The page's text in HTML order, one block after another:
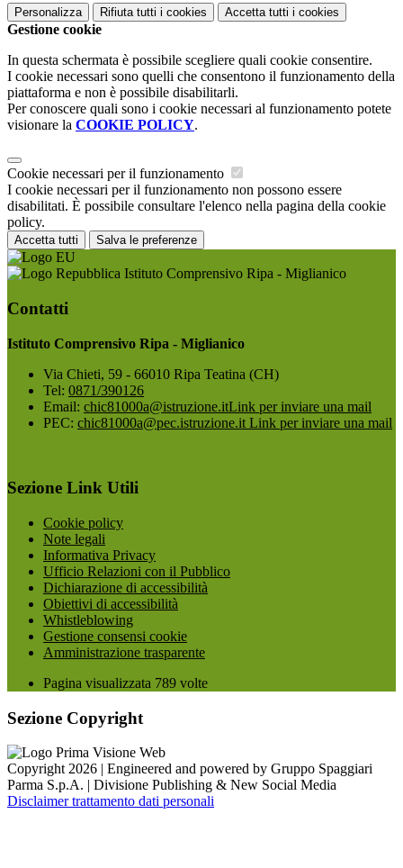
Personalizza Rifiuta tutti i cookies Accetta tutti i cookies
Gestione cookie
In questa schermata è possibile scegliere quali cookie consentire.
I cookie necessari sono quelli che consentono il funzionamento della
piattaforma e non è possibile disabilitarli.
Per conoscere quali sono i cookie necessari al funzionamento potete
visionare la COOKIE POLICY.
Cookie necessari per il funzionamento
I cookie necessari per il funzionamento non possono essere
disabilitati. È possibile consultare l'elenco nella pagina della cookie
policy.
Accetta tutti Salva le preferenze
Istituto Comprensivo Ripa - Miglianico
Contatti
Istituto Comprensivo Ripa - Miglianico
Via Chieti, 59 - 66010 Ripa Teatina (CH)
Tel: 0871/390126
Email: chic81000a@istruzione.itLink per inviare una mail
PEC: chic81000a@pec.istruzione.it Link per inviare una mail
Sezione Link Utili
Cookie policy
Note legali
Informativa Privacy
Ufficio Relazioni con il Pubblico
Dichiarazione di accessibilità
Obiettivi di accessibilità
Whistleblowing
Gestione consensi cookie
Amministrazione trasparente
Pagina visualizzata 789 volte
Sezione Copyright
Copyright 2026 | Engineered and powered by Gruppo Spaggiari
Parma S.p.A. | Divisione Publishing & New Social Media
Disclaimer trattamento dati personali